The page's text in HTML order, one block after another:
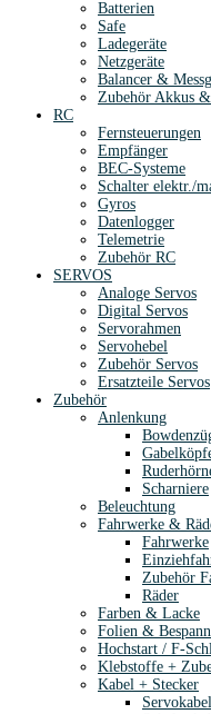
Batterien
Safe
Ladegeräte
Netzgeräte
Balancer &
Zubehör Akkus
RC
Fernsteuerungen
Empfänger
BEC-Systeme
Schalter elektr./
Gyros
Datenlogger
Telemetrie
Zubehör RC
SERVOS
Analoge Servos
Digital Servos
Servorahmen
Servohebel
Zubehör Servos
Ersatzteile Servos
Zubehör
Anlenkung
Scharniere
Beleuchtung
Fahrwerke &
Fahrwerke
Zubehör
Räder
Farben & Lacke
Folien &
Hochstart / F-
Klebstoffe +
Kabel + Stecker